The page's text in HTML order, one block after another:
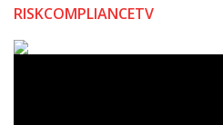
RISKCOMPLIANCETV